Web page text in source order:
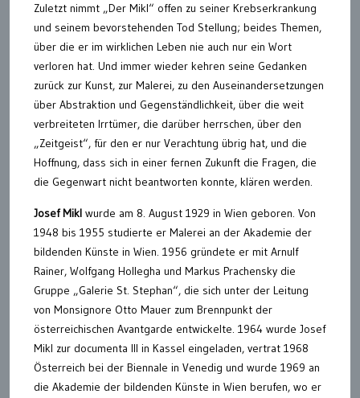
Zuletzt nimmt „Der Mikl“ offen zu seiner Krebserkrankung
und seinem bevorstehenden Tod Stellung; beides Themen,
über die er im wirklichen Leben nie auch nur ein Wort
verloren hat. Und immer wieder kehren seine Gedanken
zurück zur Kunst, zur Malerei, zu den Auseinandersetzungen
über Abstraktion und Gegenständlichkeit, über die weit
verbreiteten Irrtümer, die darüber herrschen, über den
„Zeitgeist“, für den er nur Verachtung übrig hat, und die
Hoffnung, dass sich in einer fernen Zukunft die Fragen, die
die Gegenwart nicht beantworten konnte, klären werden.
Josef Mikl wurde am 8. August 1929 in Wien geboren. Von
1948 bis 1955 studierte er Malerei an der Akademie der
bildenden Künste in Wien. 1956 gründete er mit Arnulf
Rainer, Wolfgang Hollegha und Markus Prachensky die
Gruppe „Galerie St. Stephan“, die sich unter der Leitung
von Monsignore Otto Mauer zum Brennpunkt der
österreichischen Avantgarde entwickelte. 1964 wurde Josef
Mikl zur documenta III in Kassel eingeladen, vertrat 1968
Österreich bei der Biennale in Venedig und wurde 1969 an
die Akademie der bildenden Künste in Wien berufen, wo er